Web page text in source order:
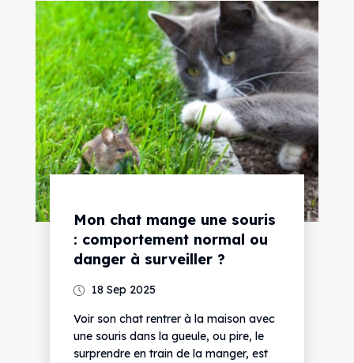
Mon chat mange une souris
: comportement normal ou
danger à surveiller ?
18 Sep 2025
Voir son chat rentrer à la maison avec
une souris dans la gueule, ou pire, le
surprendre en train de la manger, est